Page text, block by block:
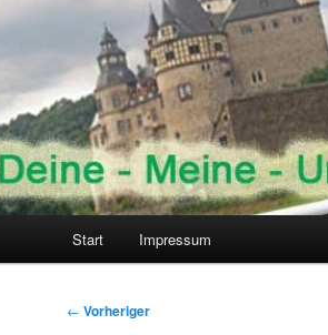
Start Impressum
Beitragsnavigation
← Vorheriger